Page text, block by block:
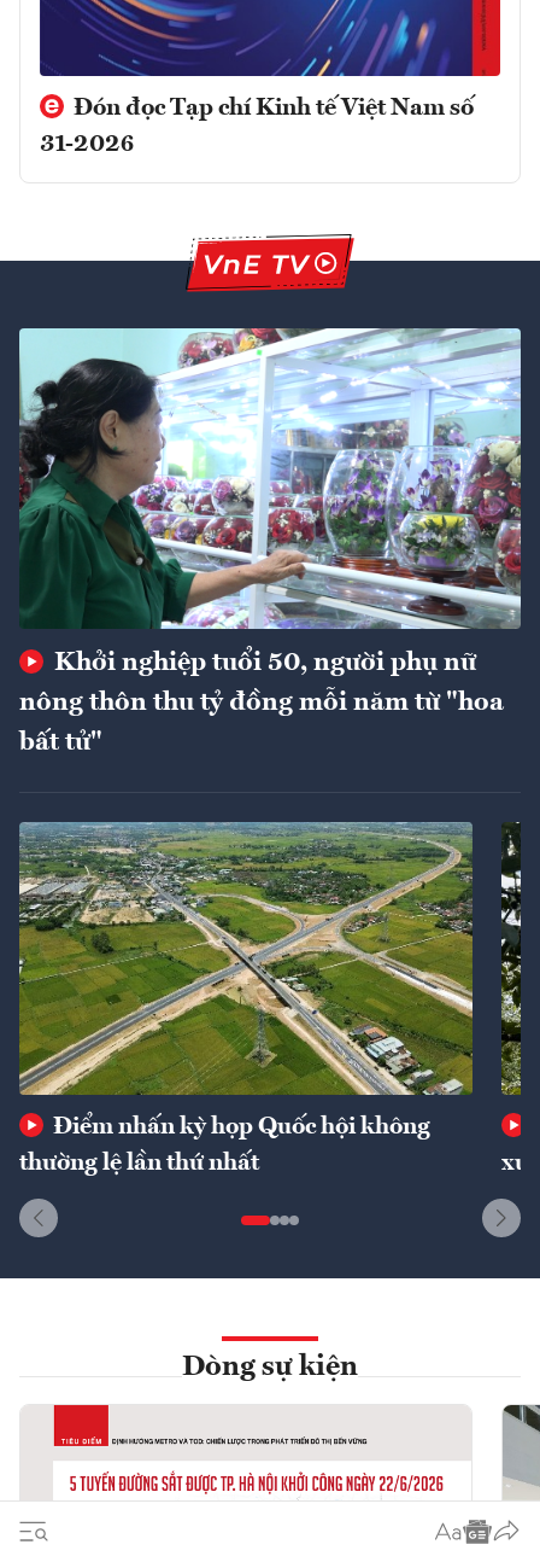
Đón đọc Tạp chí Kinh tế Việt Nam số
31-2026
Khởi nghiệp tuổi 50, người phụ nữ
nông thôn thu tỷ đồng mỗi năm từ "hoa
bất tử"
Điểm nhấn kỳ họp Quốc hội không
thường lệ lần thứ nhất
Dòng sự kiện